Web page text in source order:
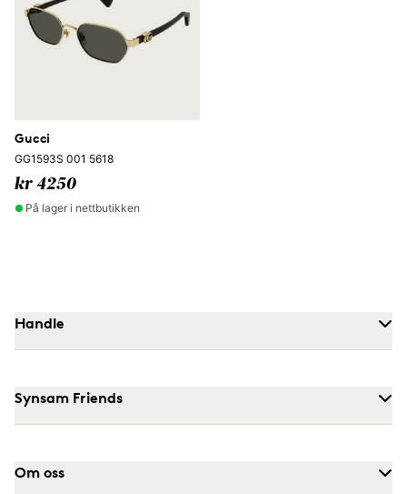
Gucci
GG1593S 001 5618
kr 4250
På lager i nettbutikken
Handle
Synsam Friends
Om oss